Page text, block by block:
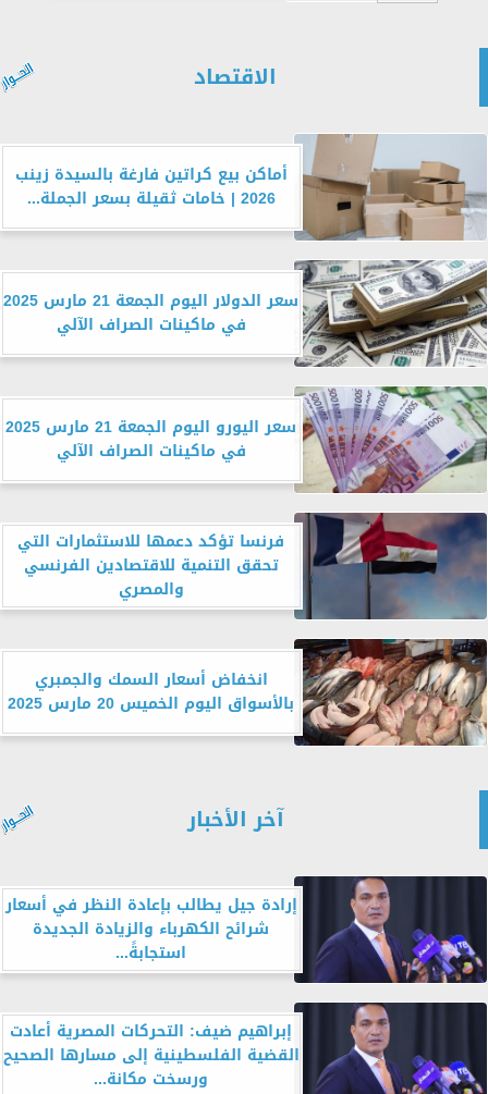
الاقتصاد
أماكن بيع كراتين فارغة بالسيدة زينب
2026 | خامات ثقيلة بسعر الجملة...
سعر الدولار اليوم الجمعة 21 مارس 2025
في ماكينات الصراف الآلي
سعر اليورو اليوم الجمعة 21 مارس 2025
في ماكينات الصراف الآلي
فرنسا تؤكد دعمها للاستثمارات التي
تحقق التنمية للاقتصادين الفرنسي
والمصري
انخفاض أسعار السمك والجمبري
بالأسواق اليوم الخميس 20 مارس 2025
آخر الأخبار
إرادة جيل يطالب بإعادة النظر في أسعار
شرائح الكهرباء والزيادة الجديدة
استجابةً...
إبراهيم ضيف: التحركات المصرية أعادت
القضية الفلسطينية إلى مسارها الصحيح
ورسخت مكانة...